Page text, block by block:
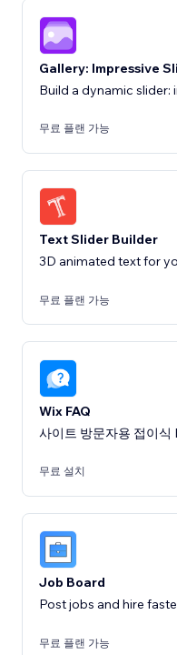
Gallery: Impressive
Build a dynamic slider:
무료 플랜 가능
Text Slider Builder
3D animated text for
무료 플랜 가능
Wix FAQ
사이트 방문자용 접이식
무료 설치
Job Board
Post jobs and hire
무료 플랜 가능